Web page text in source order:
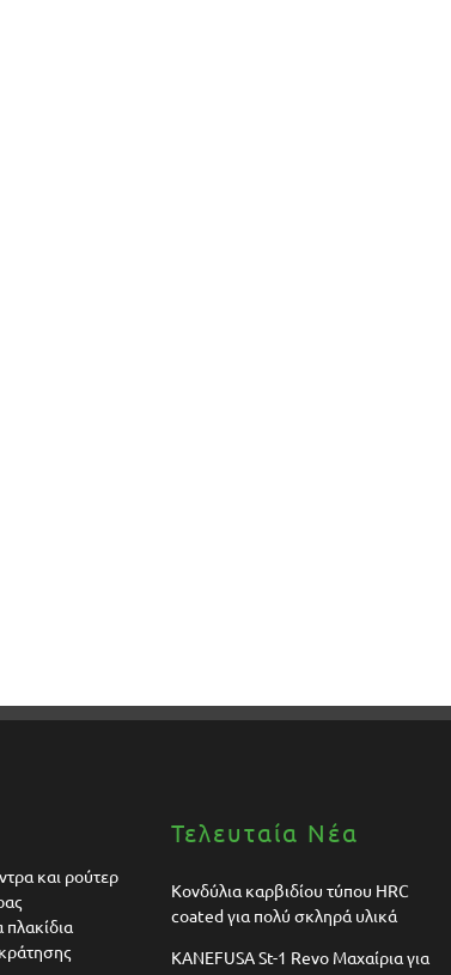
και ρούτερ
Τελευταία Νέα
Κονδύλια καρβιδίου τύπου HRC
coated για πολύ σκληρά υλικά
KANEFUSA St-1 Revo Μαχαίρια για